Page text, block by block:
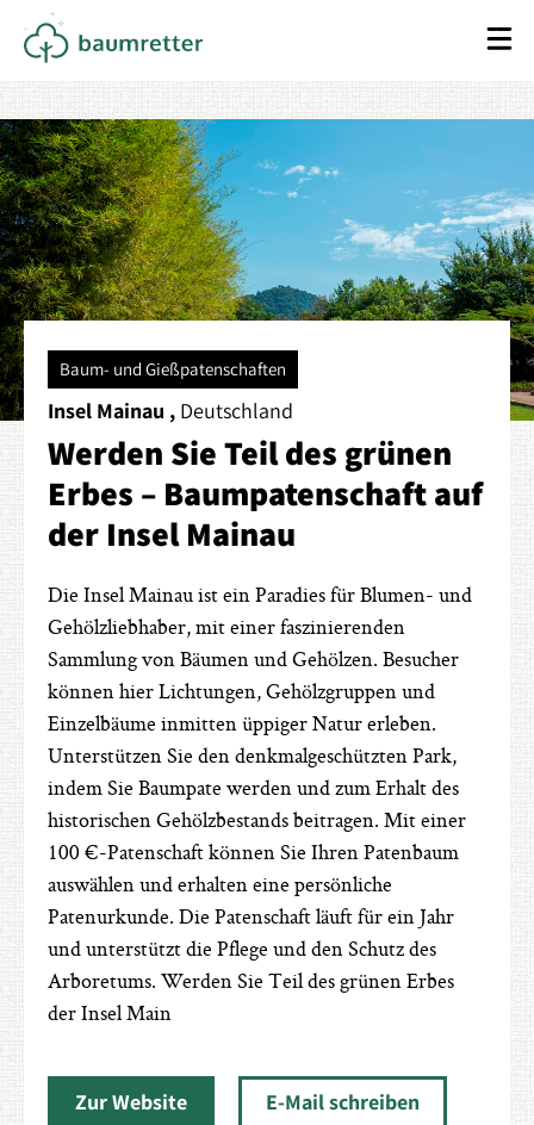
Baum- und Gießpatenschaften
Insel Mainau , Deutschland
Werden Sie Teil des grünen
Erbes – Baumpatenschaft auf
der Insel Mainau
Die Insel Mainau ist ein Paradies für Blumen- und
Gehölzliebhaber, mit einer faszinierenden
Sammlung von Bäumen und Gehölzen. Besucher
können hier Lichtungen, Gehölzgruppen und
Einzelbäume inmitten üppiger Natur erleben.
Unterstützen Sie den denkmalgeschützten Park,
indem Sie Baumpate werden und zum Erhalt des
historischen Gehölzbestands beitragen. Mit einer
100 €-Patenschaft können Sie Ihren Patenbaum
auswählen und erhalten eine persönliche
Patenurkunde. Die Patenschaft läuft für ein Jahr
und unterstützt die Pflege und den Schutz des
Arboretums. Werden Sie Teil des grünen Erbes
der Insel Main
Zur Website E-Mail schreiben